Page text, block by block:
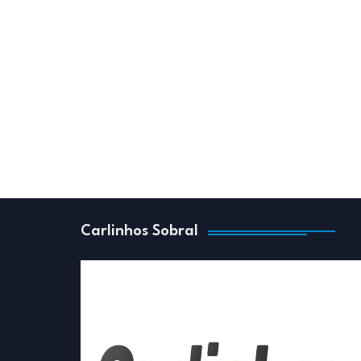
Carlinhos Sobral